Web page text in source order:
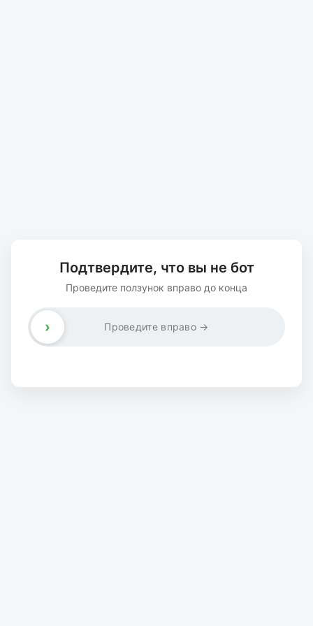
Подтвердите, что вы не бот
Проведите ползунок вправо до конца
Проведите вправо →
›